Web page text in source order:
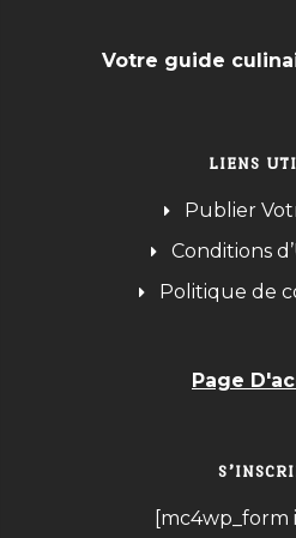
Votre guide
LIENS
Publier
Conditions
Politique de
Page
[mc4wp_form